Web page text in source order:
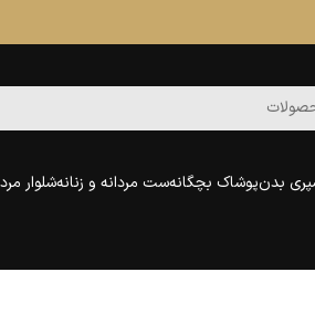
بدنپوشاک بچگانهست مردانه و زنانهشلوار